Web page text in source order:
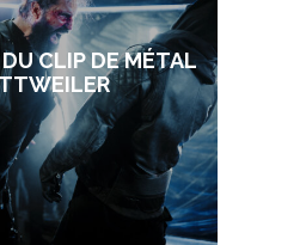
CLIP DE MÉTAL